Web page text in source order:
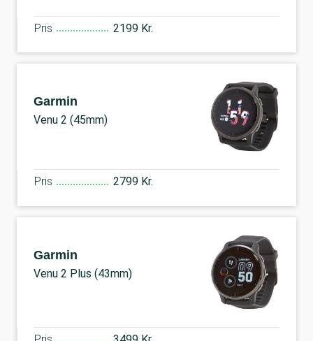
Pris 2199 Kr.
Garmin
Venu 2 (45mm)
Pris 2799 Kr.
Garmin
Venu 2 Plus (43mm)